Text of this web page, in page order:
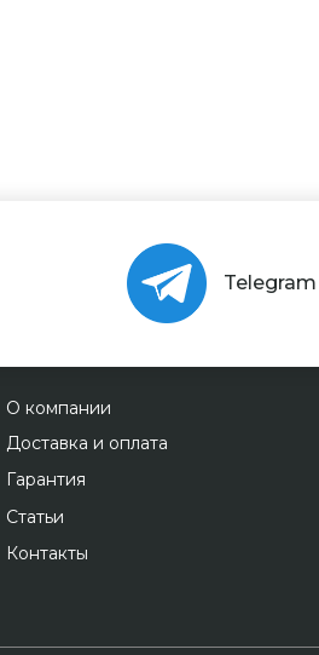
Telegram
О компании
Доставка и оплата
Гарантия
Статьи
Контакты